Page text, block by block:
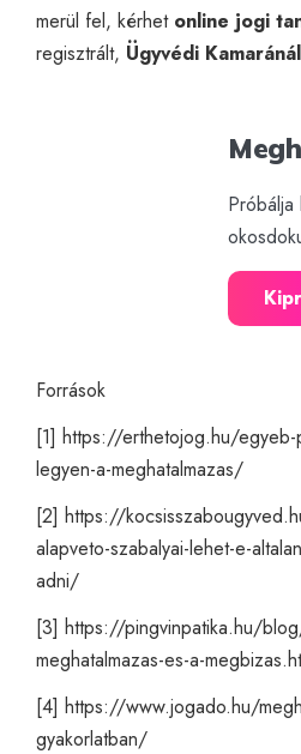
merül fel, kérhet online jogi
regisztrált, Ügyvédi Kamaránál
Próbálja
Források
[1] https://erthetojog.hu/egyeb-
legyen-a-meghatalmazas/
[2] https://
alapveto-szabalyai-lehet-e-
adni/
[3] https://pingvinpatika.hu/
meghatalmazas-es-a-
[4] https://www.jogado.hu/
gyakorlatban/